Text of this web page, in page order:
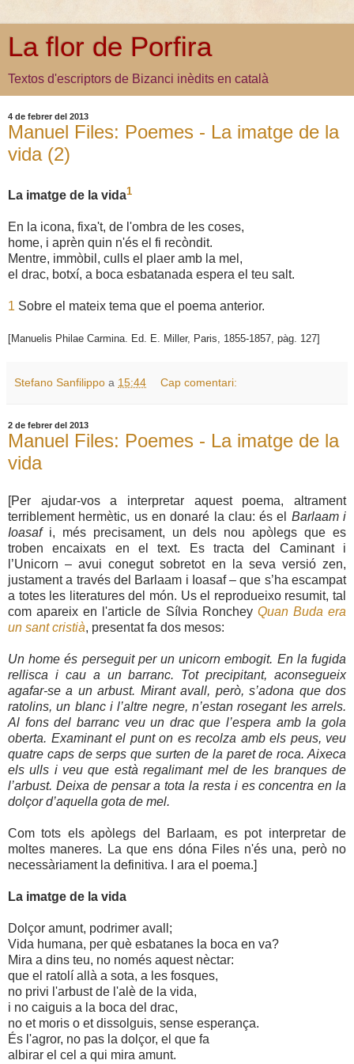
La flor de Porfira
Textos d'escriptors de Bizanci inèdits en català
4 de febrer del 2013
Manuel Files: Poemes - La imatge de la
vida (2)
La imatge de la vida1
En la icona, fixa't, de l'ombra de les coses,
home, i aprèn quin n'és el fi recòndit.
Mentre, immòbil, culls el plaer amb la mel,
el drac, botxí, a boca esbatanada espera el teu salt.
1 Sobre el mateix tema que el poema anterior.
[Manuelis Philae Carmina. Ed. E. Miller, Paris, 1855-1857, pàg. 127]
Stefano Sanfilippo a 15:44 Cap comentari:
2 de febrer del 2013
Manuel Files: Poemes - La imatge de la
vida
[Per ajudar-vos a interpretar aquest poema, altrament
terriblement hermètic, us en donaré la clau: és el Barlaam i
Ioasafi, més precisament, un dels nou apòlegs que es
troben
encaixats en el text. Es tracta del Caminant i
l’Unicorn – avui conegutsobretot en la seva versió zen,
justament a través del Barlaam i Ioasaf – que s’ha escampat
a totes les literatures del món. Usel reprodueixo resumit, tal
com apareix en l'article de Sílvia Ronchey Quan Buda era
un sant cristià, presentat fa dos mesos:
Un home és perseguit per un unicorn embogit. En la fugida
rellisca i cau a un barranc. Tot precipitant, aconsegueix
agafar-se a un arbust. Mirant avall, però, s’adona que dos
ratolins, un blanc i l’altre negre, n’estan rosegant les arrels.
Al fons del barranc veu un drac que l’espera amb la gola
oberta. Examinant el punt on es recolza amb els peus, veu
quatre caps de serps que surten de la paret de roca. Aixeca
els ulls i veu que està regalimant mel de les branques de
l’arbust. Deixa de pensar a tota la resta i es concentra en la
dolçor d’aquella gota de mel.
Com tots els apòlegs del Barlaam, es pot interpretar de
moltes maneres. La que ens dóna Files n'és una, però no
necessàriament la definitiva.
I ara el poema.]
La imatge de la vida
Dolçor amunt, podrimer avall;
Vida humana, per què esbatanes la boca en va?
Mira a dins teu, no només aquest nèctar:
que el ratolí allà a sota, a les fosques,
no privi l'arbust de l'alè de la vida,
i no caiguis a la boca del drac,
no et moris o et dissolguis, sense esperança.
És l'agror, no pas la dolçor, el que fa
albirar el cel a qui mira amunt.